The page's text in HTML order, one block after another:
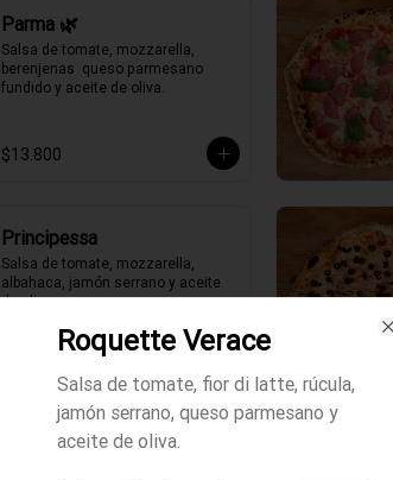
Parma 🌿
Salsa de tomate, mozzarella,
berenjenas  queso parmesano
fundido y aceite de oliva.
$13.800
Principessa
Salsa de tomate, mozzarella,
albahaca, jamón serrano y aceite
de oliva.
Roquette
Roquette Verace
Salsa de tomate, fior di latte, rúcula,
jamón serrano, queso parmesano y
aceite de oliva.